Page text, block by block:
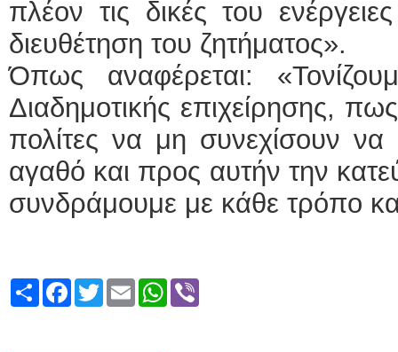
πλέον τις δικές του
διευθέτηση του ζητήματος».
Όπως αναφέρεται:
Διαδημοτικής επιχείρησης,
πολίτες να μη συνεχίσουν να
αγαθό και προς αυτήν την
συνδράμουμε με κάθε τρόπο
ShareFacebook
TwitterEmailWhatsApp